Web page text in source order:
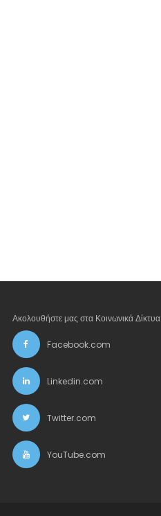
Ακολουθήστε μας στα Κοινωνικά Δίκτυα
Facebook.com
Linkedin.com
Twitter.com
YouTube.com